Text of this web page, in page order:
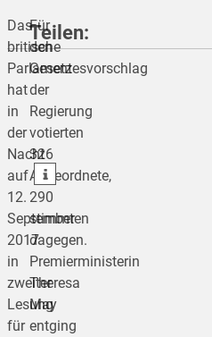
Das
britische
Parlament
hat
in
der
Nacht
auf
12.
September
2017
in
zweiter
Lesung
für
Für
den
Gesetzesvorschlag
der
Regierung
votierten
326
Abgeordnete,
290
stimmten
dagegen.
Premierministerin
Theresa
May
entging
Teilen:
teilen
teilen
teilen